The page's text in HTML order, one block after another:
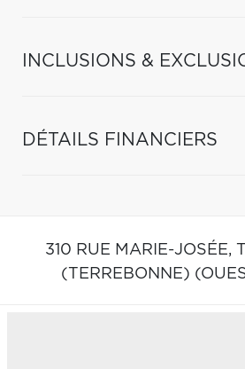
INCLUSIONS &
DÉTAILS FINANCIERS
310 RUE MARIE-JOSÉE,
(TERREBONNE)